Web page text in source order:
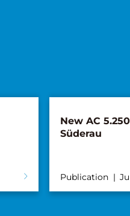
New AC
Süderau
Publication